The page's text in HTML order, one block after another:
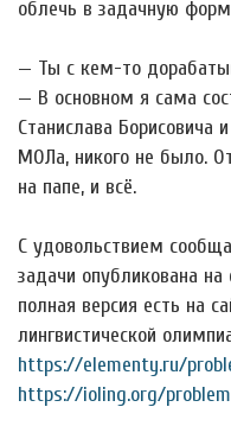
облечь в задачную
— Ты с кем-то
— В основном я сама
Станислава Борисовича
МОЛа, никого не было.
на папе, и всё.
С удовольствием
задачи опубликована
полная версия есть на
лингвистической
https://elementy.ru/
https://ioling.org/